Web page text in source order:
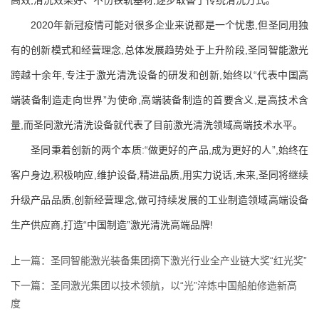
2020年新冠疫情可能对很多企业来说都是一个忧患,但圣同用独
有的创新模式和经营理念,总体发展趋势处于上升阶段,圣同智能激光
跨越十余年,专注于激光清洗设备的研发和创新,始终以“代表中国高
端装备制造走向世界”为使命,高端装备制造的首要含义,是高技术含
量,而圣同激光清洗设备就代表了目前激光清洗领域高端技术水平。
圣同秉着创新的两个本质:“做更好的产品,成为更好的人”,始终在
客户身边,积极响应,维护设备,精进品质,用实力说话,未来,圣同将继续
升级产品品质,创新经营理念,做可持续发展的工业制造领域高端设备
生产供应商,打造“中国制造”激光清洗高端品牌!
上一篇：圣同智能激光装备集团摘下激光行业全产业链大奖“红光奖”
下一篇：圣同激光集团以技术领航，以“光”淬炼中国船舶修造新高
度